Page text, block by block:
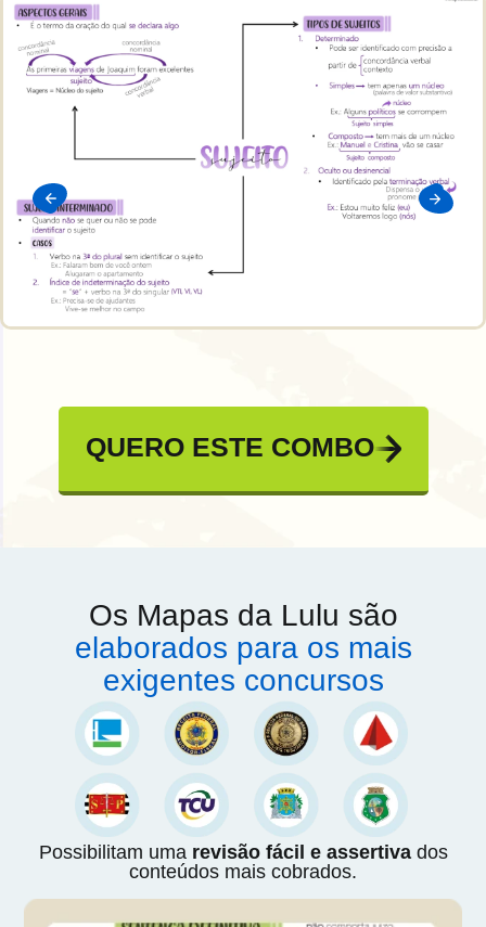
QUERO ESTE COMBO
Os Mapas da Lulu são
elaborados para os mais
exigentes concursos
Possibilitam uma revisão fácil e assertivados
conteúdos mais cobrados.